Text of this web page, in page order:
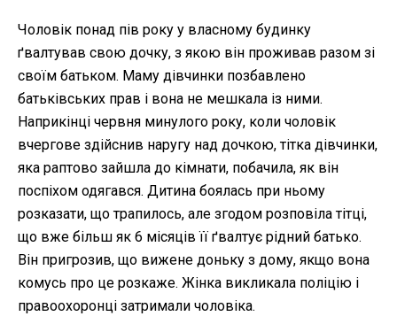
Чоловік понад пів року у власному будинку
ґвалтував свою дочку, з якою він проживав разом зі
своїм батьком. Маму дівчинки позбавлено
батьківських прав і вона не мешкала із ними.
Наприкінці червня минулого року, коли чоловік
вчергове здійснив наругу над дочкою, тітка дівчинки,
яка раптово зайшла до кімнати, побачила, як він
поспіхом одягався. Дитина боялась при ньому
розказати, що трапилось, але згодом розповіла тітці,
що вже більш як 6 місяців її ґвалтує рідний батько.
Він пригрозив, що вижене доньку з дому, якщо вона
комусь про це розкаже. Жінка викликала поліцію і
правоохоронці затримали чоловіка.